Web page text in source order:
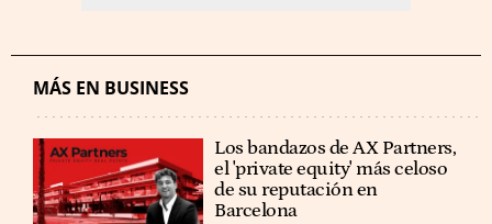
MÁS EN BUSINESS
Los bandazos de AX Partners,
el 'private equity' más celoso
de su reputación en
Barcelona